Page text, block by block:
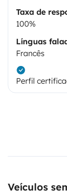
Taxa de
100%
Línguas
Francês
Perfil
Veículos